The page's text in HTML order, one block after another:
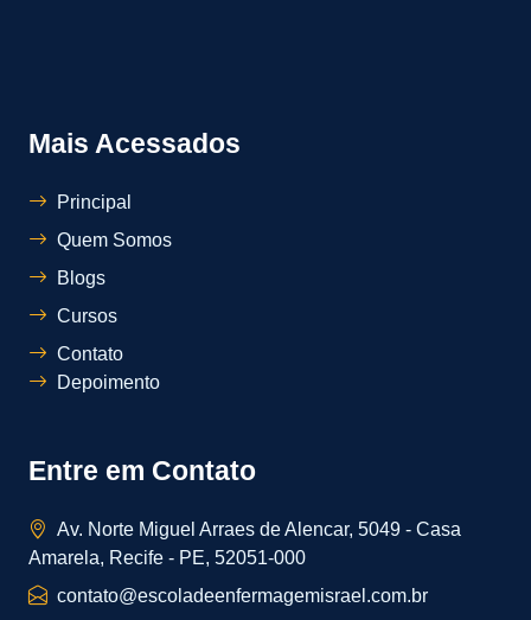
Mais Acessados
Principal
Quem Somos
Blogs
Cursos
Contato
Depoimento
Entre em Contato
Av. Norte Miguel Arraes de Alencar, 5049 - Casa
Amarela, Recife - PE, 52051-000
contato@escoladeenfermagemisrael.com.br